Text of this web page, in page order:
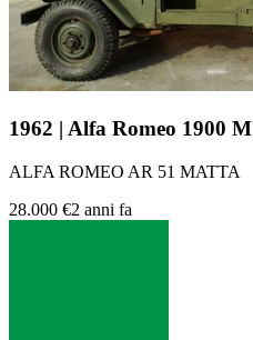
1962 | Alfa Romeo 1900 M
ALFA ROMEO AR 51 MATTA
28.000 €2 anni fa